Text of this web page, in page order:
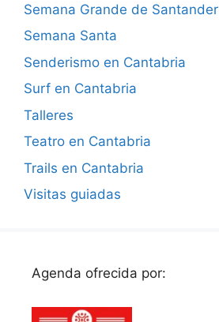
Semana Grande de Santander
Semana Santa
Senderismo en Cantabria
Surf en Cantabria
Talleres
Teatro en Cantabria
Trails en Cantabria
Visitas guiadas
Agenda ofrecida por: